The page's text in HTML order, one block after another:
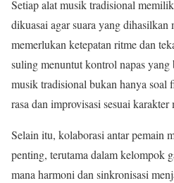
Setiap alat musik tradisional
dikuasai agar suara yang
memerlukan ketepatan ritme dan
suling menuntut kontrol napas
musik tradisional bukan hanya soal
rasa dan improvisasi sesuai
Selain itu, kolaborasi antar pemain
penting, terutama dalam kelompok
mana harmoni dan sinkronisasi